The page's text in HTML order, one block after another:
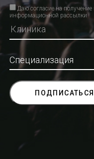
Даю согласие на
информационной рассылки